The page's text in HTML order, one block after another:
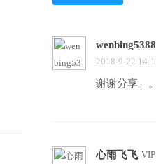
2018-9-22
谢谢分享。
心雨飞飞